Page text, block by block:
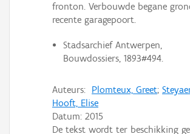
fronton. Verbouwde begane
recente garagepoort.
Stadsarchief Antwerpen,
Bouwdossiers, 1893#494.
Auteurs: Plomteux, Greet;
Hooft, Elise
Datum: 2015
De tekst wordt ter beschikking